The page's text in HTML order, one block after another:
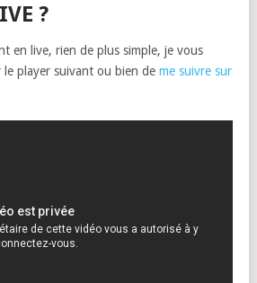
?
en live, rien de plus simple, je vous
le player suivant ou bien de me suivre sur